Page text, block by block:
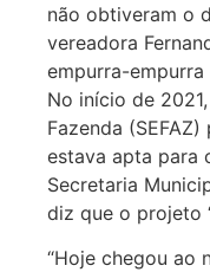
não obtiveram o
vereadora
empurra-
No início de
Fazenda
estava apta para
Secretaria
diz que o projeto
“Hoje chegou ao